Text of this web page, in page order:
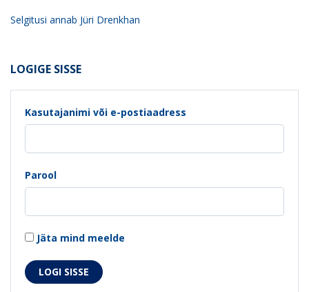
Selgitusi annab Jüri Drenkhan
LOGIGE SISSE
Kasutajanimi või e-postiaadress
Parool
Jäta mind meelde